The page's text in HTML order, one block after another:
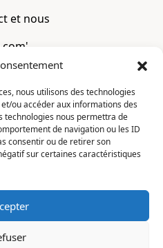
nous utilisons des technologies
ou accéder aux informations des
technologies nous permettra de
de navigation ou les ID
consentir ou de retirer son
sur certaines caractéristiques
et nous
com'
légales
du Clotay